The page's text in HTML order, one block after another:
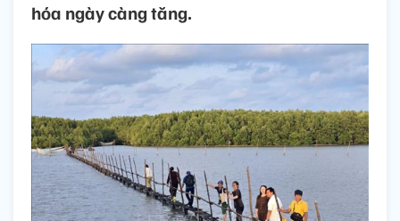
hóa ngày càng tăng.